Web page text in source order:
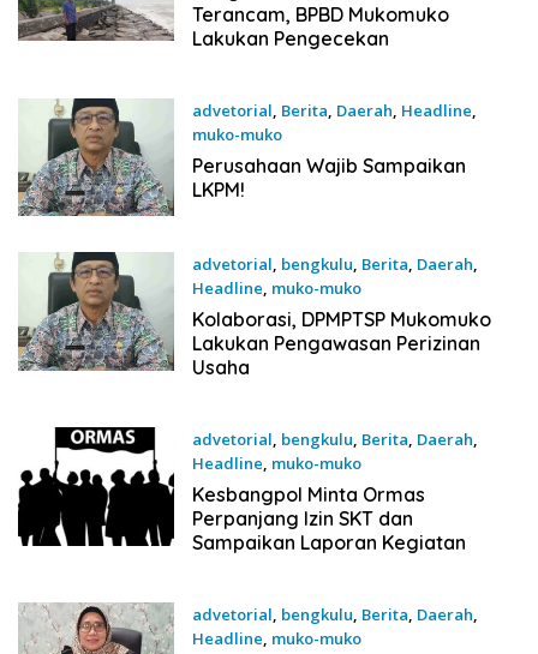
Terancam, BPBD Mukomuko
Lakukan Pengecekan
advetorial Berita Daerah Headline
muko-muko
19 November 2025
Perusahaan Wajib Sampaikan
LKPM!
advetorial, bengkulu, Berita, Daerah,
Headline, muko-muko
18 November 2025
Kolaborasi, DPMPTSP Mukomuko
Lakukan Pengawasan Perizinan
Usaha
advetorial, bengkulu, Berita, Daerah,
Headline, muko-muko
18 November 2025
Kesbangpol Minta Ormas
Perpanjang Izin SKT dan
Sampaikan Laporan Kegiatan
advetorial, bengkulu, Berita, Daerah,
Headline, muko-muko